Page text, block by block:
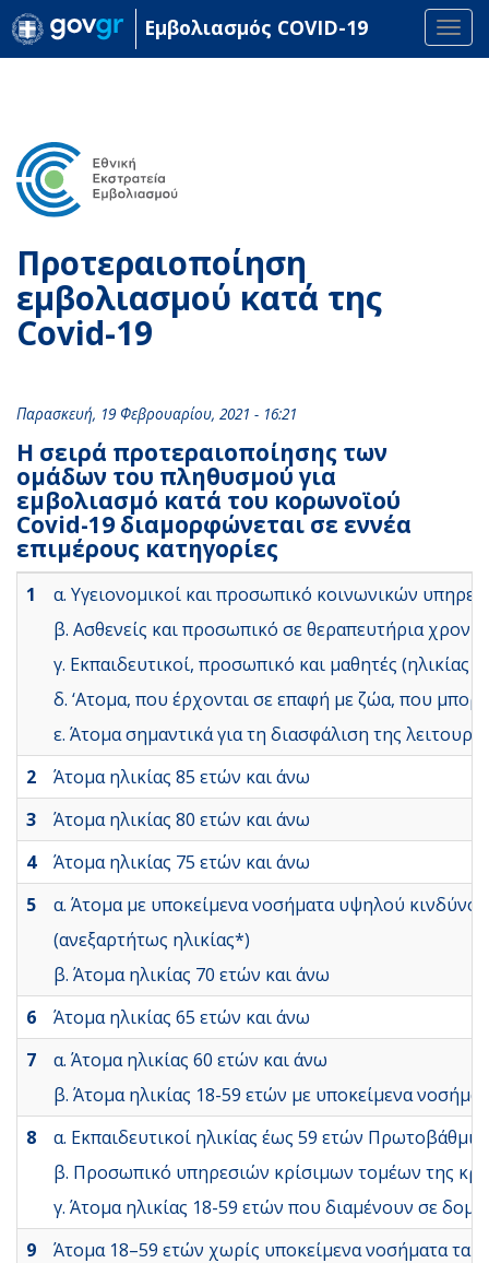
Παράκαμψη
περιεχόμενο
Εμβολιασμός COVID-19
Προτεραιοποίηση
εμβολιασμού κατά της
Covid-19
Παρασκευή, 19 Φεβρουαρίου, 2021 - 16:21
Η σειρά προτεραιοποίησης των
ομάδων του πληθυσμού για
εμβολιασμό κατά του κορωνοϊού
Covid-19 διαμορφώνεται σε εννέα
επιμέρους κατηγορίες
1
α. Υγειονομικοί και προσωπικό κοινωνικών
β. Ασθενείς και προσωπικό σε θεραπευτήρια
γ. Εκπαιδευτικοί, προσωπικό και μαθητές
δ. ‘Ατομα, που έρχονται σε επαφή με ζώα, που
ε. Άτομα σημαντικά για τη διασφάλιση της
2
Άτομα ηλικίας 85 ετών και άνω
3
Άτομα ηλικίας 80 ετών και άνω
4
Άτομα ηλικίας 75 ετών και άνω
5
α. Άτομα με υποκείμενα νοσήματα υψηλού κινδύνου
(ανεξαρτήτως ηλικίας*)
β. Άτομα ηλικίας 70 ετών και άνω
6
Άτομα ηλικίας 65 ετών και άνω
7
α. Άτομα ηλικίας 60 ετών και άνω
β. Άτομα ηλικίας 18-59 ετών με υποκείμενα
8
α. Εκπαιδευτικοί ηλικίας έως 59 ετών
β. Προσωπικό υπηρεσιών κρίσιμων τομέων της
γ. Άτομα ηλικίας 18-59 ετών που διαμένουν σε
9
Άτομα 18–59 ετών χωρίς υποκείμενα νοσήματα τα